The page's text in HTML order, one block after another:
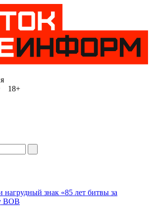
18+
знак «85 лет битвы за
ВОВ